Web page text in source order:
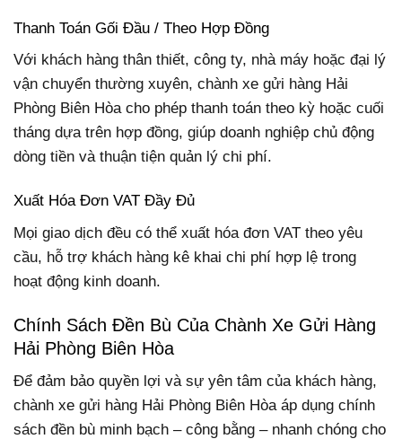
Thanh Toán Gối Đầu / Theo Hợp Đồng
Với khách hàng thân thiết, công ty, nhà máy hoặc đại lý
vận chuyển thường xuyên, chành xe gửi hàng Hải
Phòng Biên Hòa cho phép thanh toán theo kỳ hoặc cuối
tháng dựa trên hợp đồng, giúp doanh nghiệp chủ động
dòng tiền và thuận tiện quản lý chi phí.
Xuất Hóa Đơn VAT Đầy Đủ
Mọi giao dịch đều có thể xuất hóa đơn VAT theo yêu
cầu, hỗ trợ khách hàng kê khai chi phí hợp lệ trong
hoạt động kinh doanh.
Chính Sách Đền Bù Của Chành Xe Gửi Hàng
Hải Phòng Biên Hòa
Để đảm bảo quyền lợi và sự yên tâm của khách hàng,
chành xe gửi hàng Hải Phòng Biên Hòa áp dụng chính
sách đền bù minh bạch – công bằng – nhanh chóng cho